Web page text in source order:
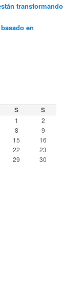
transformando
en
S S
1
2
8
9
15
16
22
23
29
30